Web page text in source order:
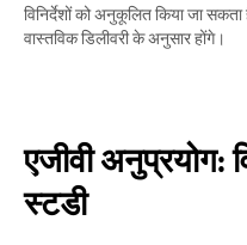
विनिर्देशों को अनुकूलित किया जा
वास्तविक डिलीवरी के अनुसार होंगे।
एजीवी अनुप्रयोग:
स्टडी